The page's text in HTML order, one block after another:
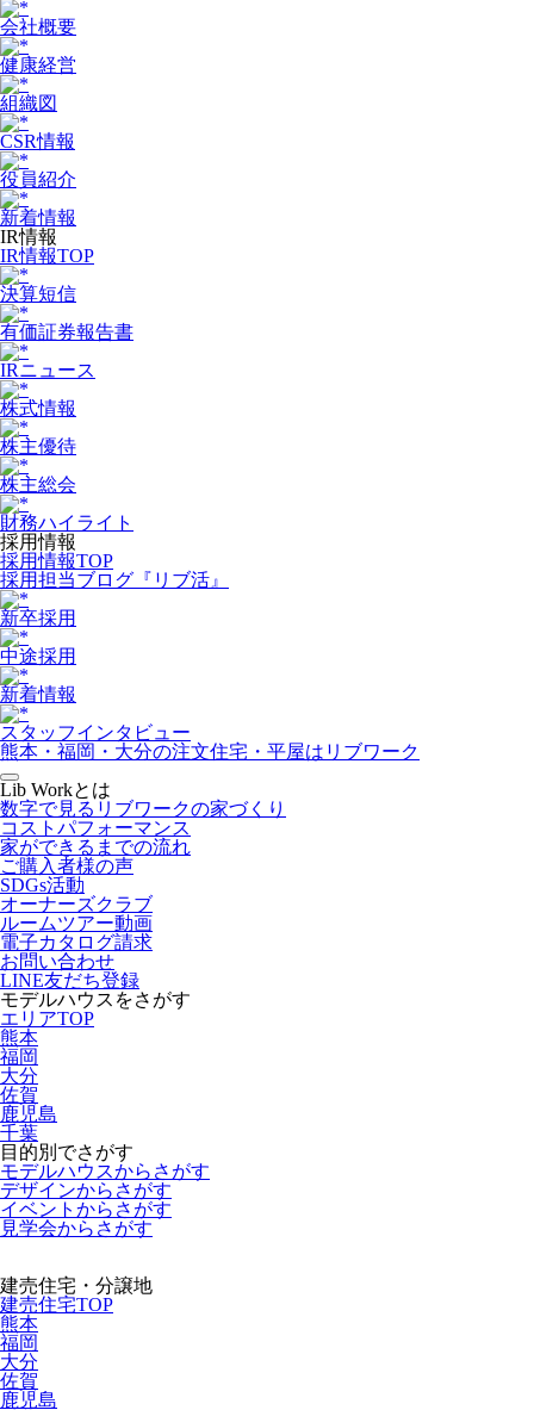
会社概要
健康経営
組織図
CSR情報
役員紹介
新着情報
IR情報
IR情報TOP
決算短信
有価証券報告書
IRニュース
株式情報
株主優待
株主総会
財務ハイライト
採用情報
採用情報TOP
採用担当ブログ『リブ活』
新卒採用
中途採用
新着情報
スタッフインタビュー
熊本・福岡・大分の注文住宅・平屋はリブワーク
Lib Workとは
数字で見るリブワークの家づくり
コストパフォーマンス
家ができるまでの流れ
ご購入者様の声
SDGs活動
オーナーズクラブ
ルームツアー動画
電子カタログ請求
お問い合わせ
LINE友だち登録
モデルハウスをさがす
エリアTOP
熊本
福岡
大分
佐賀
鹿児島
千葉
目的別でさがす
モデルハウスからさがす
デザインからさがす
イベントからさがす
見学会からさがす
建売住宅・分譲地
建売住宅TOP
熊本
福岡
大分
佐賀
鹿児島